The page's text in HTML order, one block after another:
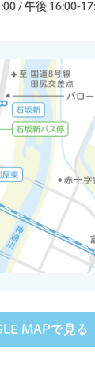
/ 午後 16:00-
MAPで見る